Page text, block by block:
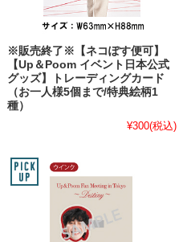
※販売終了※【ネコぽす便可】
【Up＆Poom イベント日本公式
グッズ】トレーディングカード
（お一人様5個まで/特典絵柄1
種）
¥300(税込)